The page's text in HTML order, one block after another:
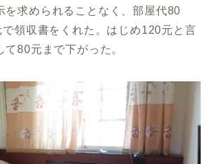
を求められることなく、部屋代80
領収書をくれた。はじめ120元と言
80元まで下がった。